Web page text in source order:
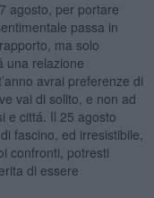
agosto, per portare
passa in
ma solo
una relazione
avrai preferenze di
vai di solito, e non ad
e cittá. Il 25 agosto
fascino, ed irresistibile,
confronti, potresti
di essere